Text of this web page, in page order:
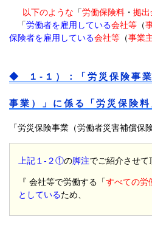
以下のような 「労働保険料 ・ 拠出
「労働者を雇用している会社等 （
保険者を雇用している会社等 （事業
◆ １-１）：「労災保険事業
事業）」に係る「労災保険
「労災保険事業（労働者災害補償保
上記１-２①の脚注でご紹介させて
『 会社等で労働する「すべての労
としているため、